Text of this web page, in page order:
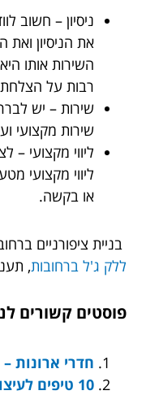
ניסיון – חשוב
את הניסיון
השירות אותו
רבות על הצלחת
שירות – יש
שירות מקצועי
ליווי מקצועי
ליווי מקצועי
או בקשה.
בניית ציפורניים
ללק ג'ל ברחובות,
פוסטים קשורים
חדרי ארונות
10 טיפים לעיצוב הגינה שלכם